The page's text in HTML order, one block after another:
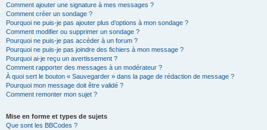
Comment ajouter une signature à mes messages ?
Comment créer un sondage ?
Pourquoi ne puis-je pas ajouter plus d’options à mon sondage ?
Comment modifier ou supprimer un sondage ?
Pourquoi ne puis-je pas accéder à un forum ?
Pourquoi ne puis-je pas joindre des fichiers à mon message ?
Pourquoi ai-je reçu un avertissement ?
Comment rapporter des messages à un modérateur ?
À quoi sert le bouton « Sauvegarder » dans la page de rédaction de message ?
Pourquoi mon message doit être validé ?
Comment remonter mon sujet ?
Mise en forme et types de sujets
Que sont les BBCodes ?